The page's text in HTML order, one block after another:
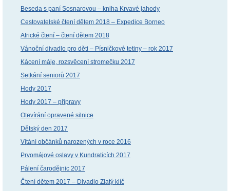
Beseda s paní Sosnarovou – kniha Krvavé jahody
Cestovatelské čtení dětem 2018 – Expedice Borneo
Africké čtení – čtení dětem 2018
Vánoční divadlo pro děti – Písničkové tetiny – rok 2017
Kácení máje, rozsvěcení stromečku 2017
Setkání seniorů 2017
Hody 2017
Hody 2017 – přípravy
Otevírání opravené silnice
Dětský den 2017
Vítání občánků narozených v roce 2016
Prvomájové oslavy v Kundraticích 2017
Pálení čarodějnic 2017
Čtení dětem 2017 – Divadlo Zlatý klíč